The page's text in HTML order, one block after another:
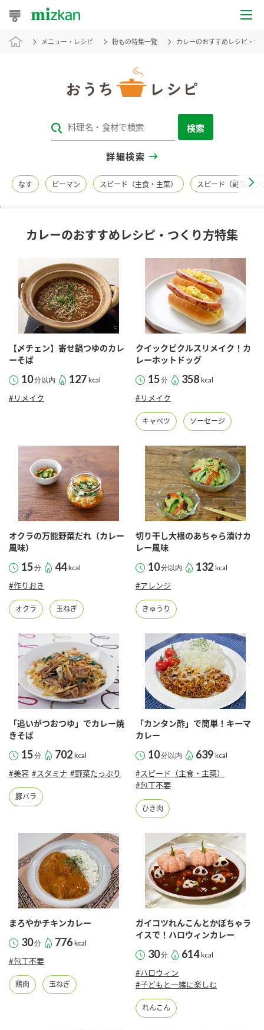
おうちレシピ
レシピカテゴリ一覧
レシピ名特集
商品情報
商品カテゴリ
酢 調味酢
ぽん酢
たれ
スープ 中華
レモン果汁
炊き込みご飯の素 米飯用調味液
納豆 Fibee
新商品一覧
キャンペーン情報
ブランド・スペシャルサイト
くらしプラ酢
カンタン酢
お酢ドリンク
味ぽん
かおりの蔵
つゆ
鍋なび
納豆のサイト
三ツ判山吹
千夜
スペシャルサイト
お酢を知ろう！
すしラボ
ぽん酢サワー
納豆の豆知識
鍋奉行マニュアル
ロングセラー商品 ＋ おすすめレシピ
人気商品 ＋ おすすめレシピ
ミツカングループについて
企業理念
ミツカンを知る
環境への取り組み
MIM（ミツカンミュージアム）
各部門が大切にしていること
おいしさと健康への取り組み
採用情報
お客様相談センター
お客様の声をいかしました
販売終了製品のご案内
よくあるご質問
お問い合わせ
地図から取り扱い店舗を探す
ミツカン公式通販
業務用サイト ミツカングループについて 製造所固有記号一覧
メニュー・レシピ 粉もの特集一覧 カレーのおすすめレシピ・つ
検索
詳細検索
なす ピーマン スピード（主食・主菜） スピード（副菜・つ
カレーのおすすめレシピ・つくり方特集
【〆チェン】寄せ鍋つゆのカレ
ーそば
10分以内 127 kcal
#リメイク
クイックピクルスリメイク！カ
レーホットドッグ
15分 358 kcal
#リメイク
キャベツ ソーセージ
オクラの万能野菜だれ（カレー
風味）
15分 44 kcal
#作りおき
オクラ 玉ねぎ
切り干し大根のあちゃら漬けカ
レー風味
10分以内 132 kcal
#アレンジ
きゅうり
「追いがつおつゆ」でカレー焼
きそば
15分 702 kcal
#美容 #スタミナ #野菜たっぷり
豚バラ
「カンタン酢」で簡単！キーマ
カレー
10分以内 639 kcal
#スピード（主食・主菜）
#包丁不要
ひき肉
まろやかチキンカレー
30分 776 kcal
#包丁不要
鶏肉 玉ねぎ
ガイコツれんこんとかぼちゃラ
イスで！ハロウィンカレー
30分 614 kcal
#ハロウィン
#子どもと一緒に楽しむ
れんこん